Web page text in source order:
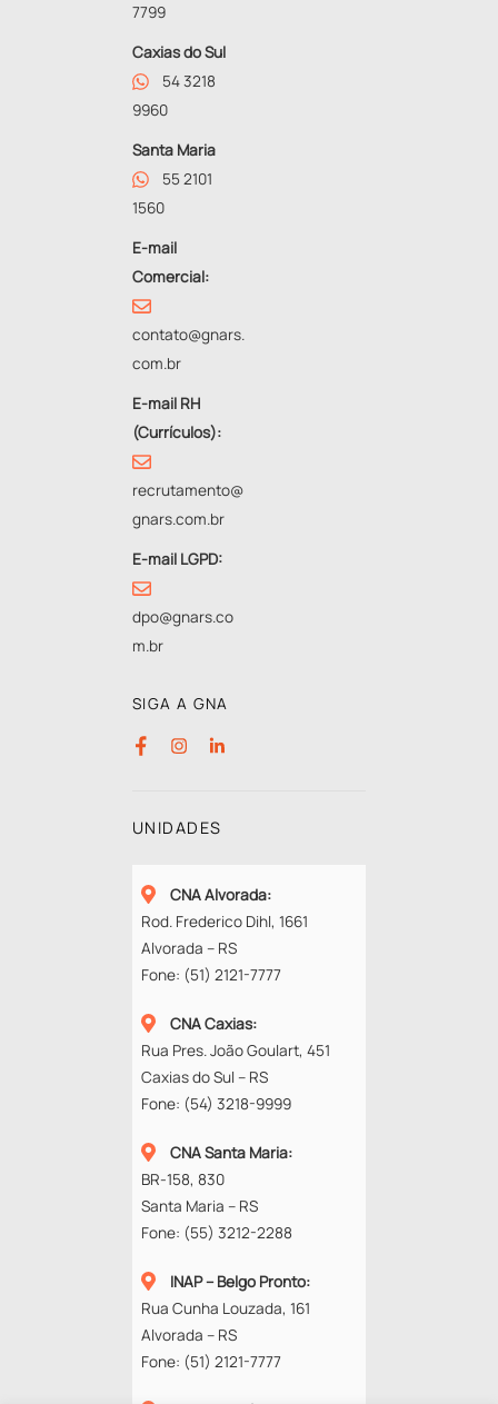
7799
Caxias do Sul
54 3218
9960
Santa Maria
55 2101
1560
E-mail
Comercial:
contato@gnars.
com.br
E-mail RH
(Currículos):
recrutamento@
gnars.com.br
E-mail LGPD:
dpo@gnars.co
m.br
SIGA A GNA
UNIDADES
CNA Alvorada:
Rod. Frederico Dihl, 1661
Alvorada – RS
Fone: (51) 2121-7777
CNA Caxias:
Rua Pres. João Goulart, 451
Caxias do Sul – RS
Fone: (54) 3218-9999
CNA Santa Maria:
BR-158, 830
Santa Maria – RS
Fone: (55) 3212-2288
INAP – Belgo Pronto:
Rua Cunha Louzada, 161
Alvorada – RS
Fone: (51) 2121-7777